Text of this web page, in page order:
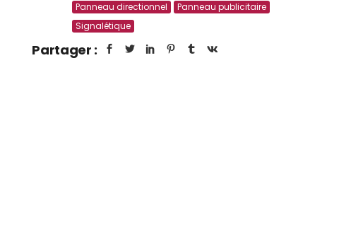
Panneau directionnel
Panneau publicitaire
Signalétique
Partager :